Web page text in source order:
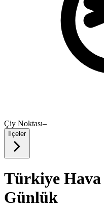
Çiy Noktası–
İlçeler
Türkiye
Günlük